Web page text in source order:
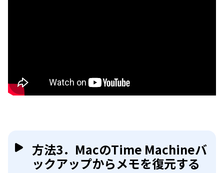
方法3．MacのTime Machineバ
ックアップからメモを復元する